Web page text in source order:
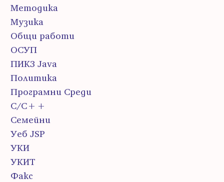
Методика
Музика
Общи работи
ОСУП
ПИК3 Java
Политика
Програмни Среди
С/С++
Семейни
Уеб JSP
УКИ
УКИТ
Факс